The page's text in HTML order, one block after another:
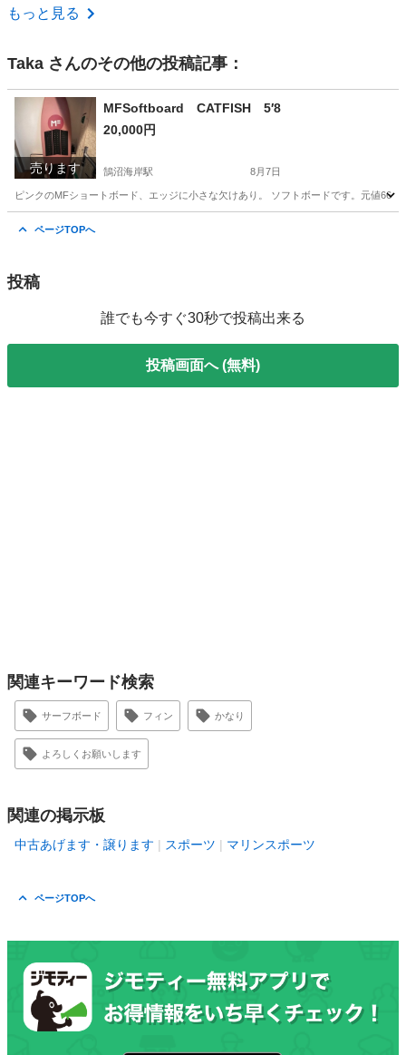
神奈川 横浜市
もっと見る
Taka さんのその他の投稿記事：
売ります
MFSoftboard CATFISH 5′8
20,000円
鵠沼海岸駅 8月7日
ピンクのMFショートボード、エッジに小さな欠けあり。 ソフトボードです。元値
ページTOPへ
投稿
誰でも今すぐ30秒で投稿出来る
投稿画面へ (無料)
関連キーワード検索
サーフボード フィン かなり
よろしくお願いします
関連の掲示板
中古あげます・譲ります スポーツ マリンスポーツ
ページTOPへ